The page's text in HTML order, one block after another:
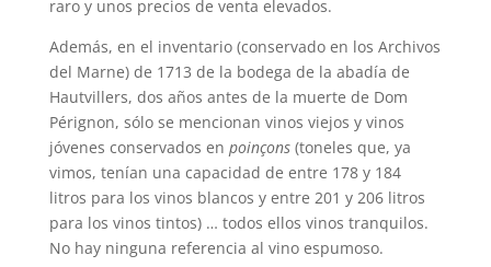
raro y unos precios de venta elevados.
Además, en el inventario (conservado en los Archivos
del Marne) de 1713 de la bodega de la abadía de
Hautvillers, dos años antes de la muerte de Dom
Pérignon, sólo se mencionan vinos viejos y vinos
jóvenes conservados en poinçons(toneles que, ya
vimos, tenían una capacidad de entre 178 y 184
litros para los vinos blancos y entre 201 y 206 litros
para los vinos tintos) … todos ellos vinos tranquilos.
No hay ninguna referencia al vino espumoso.